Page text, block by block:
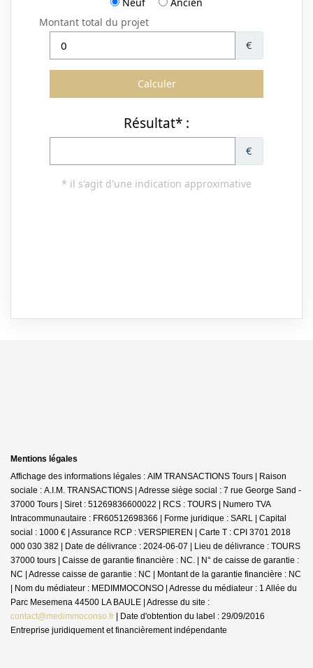
Mentions légales
Affichage des informations légales : AIM TRANSACTIONS Tours | Raison
sociale : A.I.M. TRANSACTIONS | Adresse siège social : 7 rue George Sand -
37000 Tours | Siret : 51269836600022 | RCS : TOURS | Numero TVA
Intracommunautaire : FR60512698366 | Forme juridique : SARL | Capital
social : 1000 € | Assurance RCP : VERSPIEREN | Carte T : CPI 3701 2018
000 030 382 | Date de délivrance : 2024-06-07 | Lieu de délivrance : TOURS
37000 tours | Caisse de garantie financière : NC. | N° de caisse de garantie :
NC | Adresse caisse de garantie : NC | Montant de la garantie financière : NC
| Nom du médiateur : MEDIMMOCONSO | Adresse du médiateur : 1 Allée du
Parc Mesemena 44500 LA BAULE | Adresse du site :
contact@medimmoconso.fr | Date d'obtention du label : 29/09/2016
Entreprise juridiquement et financièrement indépendante